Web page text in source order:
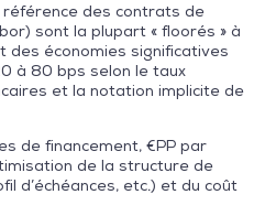
référence des contrats de
sont la plupart « floorés » à
des économies significatives
à 80 bps selon le taux
et la notation implicite de
de financement, €PP par
de la structure de
d’échéances, etc.) et du coût